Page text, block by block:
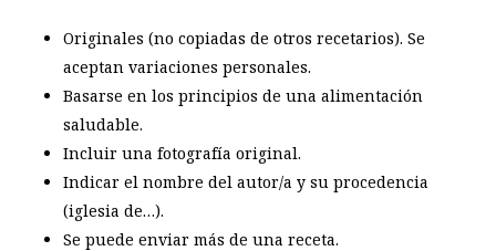
Originales (no copiadas de otros recetarios). Se
aceptan variaciones personales.
Basarse en los principios de una alimentación
saludable.
Incluir una fotografía original.
Indicar el nombre del autor/a y su procedencia
(iglesia de…).
Se puede enviar más de una receta.